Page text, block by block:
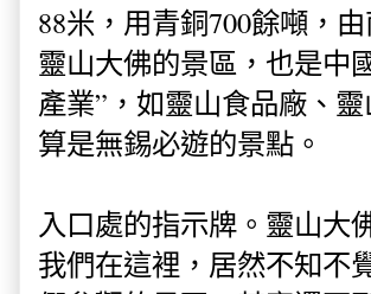
88米，用青銅700餘噸，
靈山大佛的景區，也是中
產業”，如靈山食品廠、
算是無錫必遊的景點。
入口處的指示牌。靈山大
我們在這裡，居然不知不